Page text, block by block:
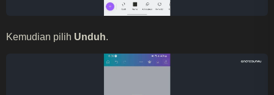
Kemudian pilih Unduh.